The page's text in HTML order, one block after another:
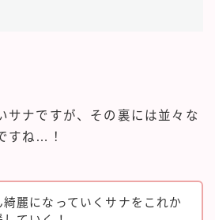
サナですが、その裏には並々な
すね…！
綺麗になっていくサナをこれか